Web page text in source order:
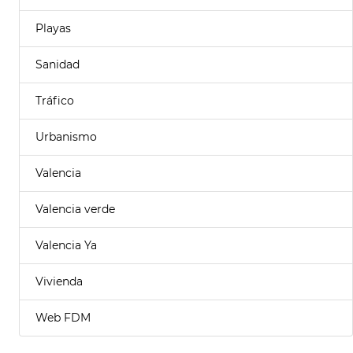
Playas
Sanidad
Tráfico
Urbanismo
Valencia
Valencia verde
Valencia Ya
Vivienda
Web FDM